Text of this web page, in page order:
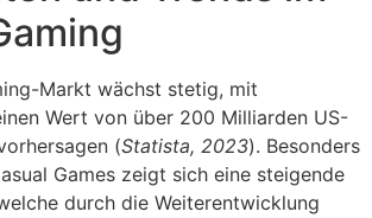
Markt wächst stetig, mit
Wert von über 200 Milliarden US-
(Statista, 2023). Besonders
Games zeigt sich eine steigende
durch die Weiterentwicklung